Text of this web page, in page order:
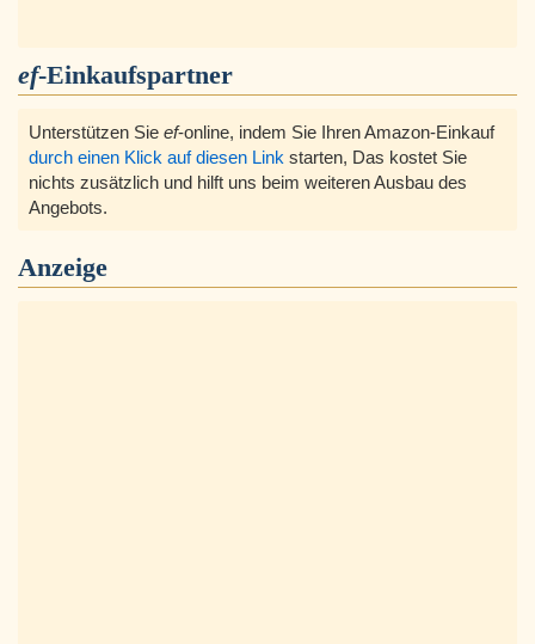
ef-Einkaufspartner
Unterstützen Sie ef-online, indem Sie Ihren Amazon-Einkauf
durch einen Klick auf diesen Link starten, Das kostet Sie
nichts zusätzlich und hilft uns beim weiteren Ausbau des
Angebots.
Anzeige